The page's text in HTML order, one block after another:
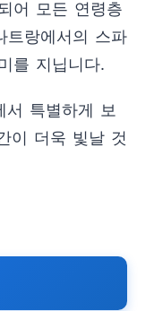
어 모든 연령층
트랑에서의 스파
를 지닙니다.
서 특별하게 보
이 더욱 빛날 것